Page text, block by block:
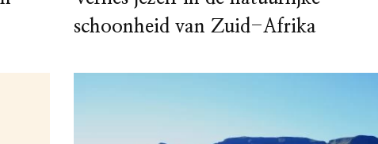
schoonheid van Zuid-Afrika